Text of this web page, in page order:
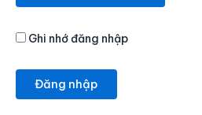
Ghi nhớ đăng nhập